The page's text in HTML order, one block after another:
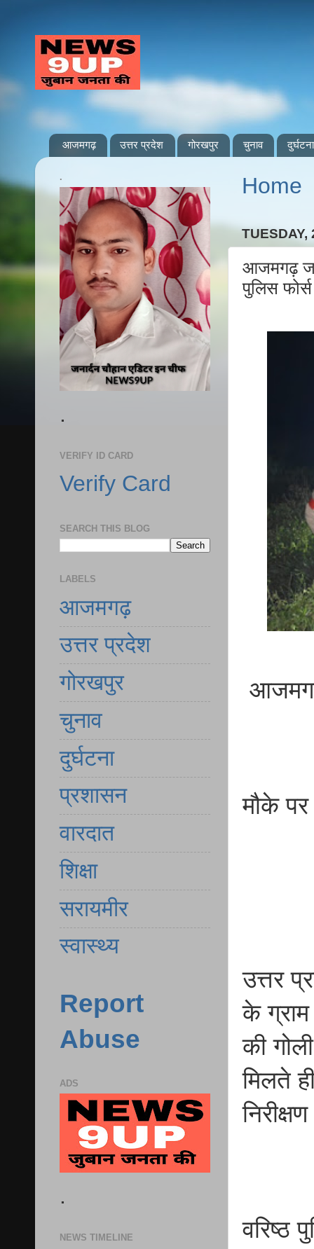
आजमगढ़ उत्तर प्रदेश गोरखपुर चुनाव दुर्घटना
Home
TUESDAY,
आजमगढ़
पुलिस
मौके
उत्तर
के
की
मिलते
वरिष्ठ
.
.
VERIFY ID CARD
Verify Card
SEARCH THIS BLOG
LABELS
आजमगढ़
उत्तर प्रदेश
गोरखपुर
चुनाव
दुर्घटना
प्रशासन
वारदात
शिक्षा
सरायमीर
स्वास्थ्य
Report
Abuse
ADS
.
NEWS TIMELINE